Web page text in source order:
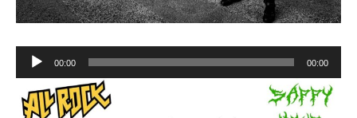
Lecteur
audio
00:00 00:00